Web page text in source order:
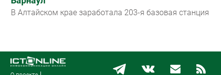
В Алтайском крае заработала 203-я базовая станция